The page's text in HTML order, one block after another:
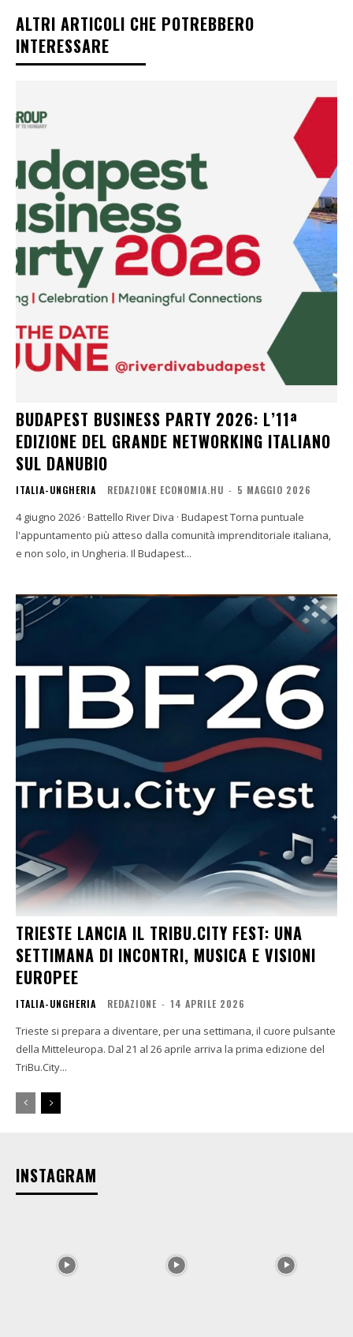
ALTRI ARTICOLI CHE POTREBBERO
INTERESSARE
BUDAPEST BUSINESS PARTY 2026: L’11ª
EDIZIONE DEL GRANDE NETWORKING ITALIANO
SUL DANUBIO
ITALIA-UNGHERIA REDAZIONE ECONOMIA.HU - 5 MAGGIO 2026
4 giugno 2026 · Battello River Diva · Budapest Torna puntuale
l'appuntamento più atteso dalla comunità imprenditoriale italiana,
e non solo, in Ungheria. Il Budapest...
TRIESTE LANCIA IL TRIBU.CITY FEST: UNA
SETTIMANA DI INCONTRI, MUSICA E VISIONI
EUROPEE
ITALIA-UNGHERIA REDAZIONE - 14 APRILE 2026
Trieste si prepara a diventare, per una settimana, il cuore pulsante
della Mitteleuropa. Dal 21 al 26 aprile arriva la prima edizione del
TriBu.City...
INSTAGRAM